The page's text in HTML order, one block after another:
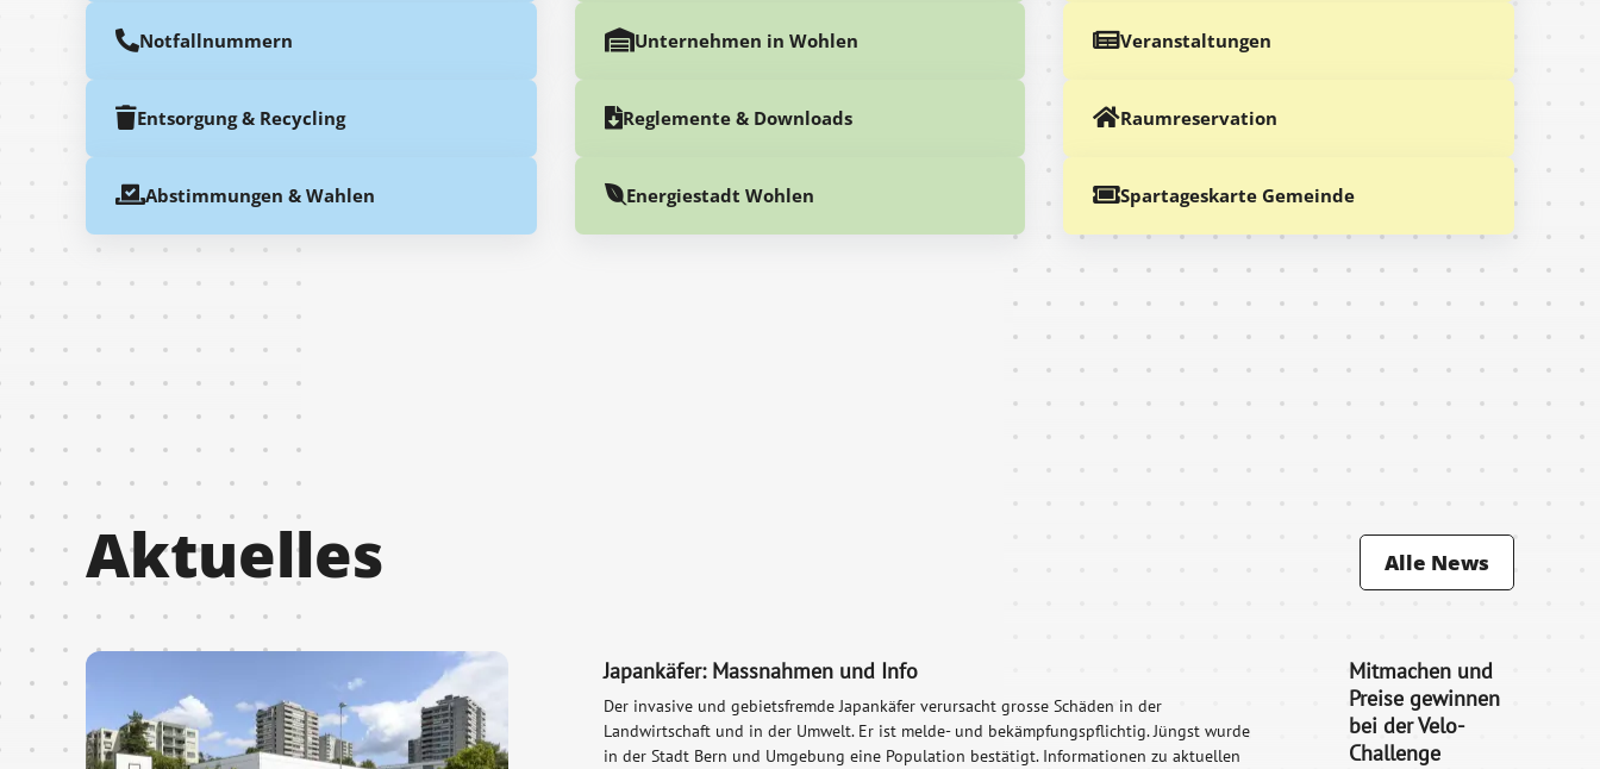
Notfallnummern
Entsorgung & Recycling
Abstimmungen & Wahlen
Unternehmen in Wohlen
Reglemente & Downloads
Energiestadt Wohlen
Veranstaltungen
Raumreservation
Spartageskarte Gemeinde
Aktuelles Alle News
Japankäfer: Massnahmen und Info
Der invasive und gebietsfremde Japankäfer verursacht grosse Schäden in der
Landwirtschaft und in der Umwelt. Er ist melde- und bekämpfungspflichtig. Jüngst wurde
in der Stadt Bern und Umgebung eine Population bestätigt. Informationen zu aktuellen
Mitmachen und
Preise gewinnen
bei der Velo-
Challenge